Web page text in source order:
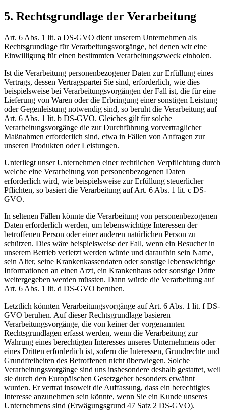
5. Rechtsgrundlage der Verarbeitung
Art. 6 Abs. 1 lit. a DS-GVO dient unserem Unternehmen als
Rechtsgrundlage für Verarbeitungsvorgänge, bei denen wir eine
Einwilligung für einen bestimmten Verarbeitungszweck einholen.
Ist die Verarbeitung personenbezogener Daten zur Erfüllung eines
Vertrags, dessen Vertragspartei Sie sind, erforderlich, wie dies
beispielsweise bei Verarbeitungsvorgängen der Fall ist, die für eine
Lieferung von Waren oder die Erbringung einer sonstigen Leistung
oder Gegenleistung notwendig sind, so beruht die Verarbeitung auf
Art. 6 Abs. 1 lit. b DS-GVO. Gleiches gilt für solche
Verarbeitungsvorgänge die zur Durchführung vorvertraglicher
Maßnahmen erforderlich sind, etwa in Fällen von Anfragen zur
unseren Produkten oder Leistungen.
Unterliegt unser Unternehmen einer rechtlichen Verpflichtung durch
welche eine Verarbeitung von personenbezogenen Daten
erforderlich wird, wie beispielsweise zur Erfüllung steuerlicher
Pflichten, so basiert die Verarbeitung auf Art. 6 Abs. 1 lit. c DS-
GVO.
In seltenen Fällen könnte die Verarbeitung von personenbezogenen
Daten erforderlich werden, um lebenswichtige Interessen der
betroffenen Person oder einer anderen natürlichen Person zu
schützen. Dies wäre beispielsweise der Fall, wenn ein Besucher in
unserem Betrieb verletzt werden würde und daraufhin sein Name,
sein Alter, seine Krankenkassendaten oder sonstige lebenswichtige
Informationen an einen Arzt, ein Krankenhaus oder sonstige Dritte
weitergegeben werden müssten. Dann würde die Verarbeitung auf
Art. 6 Abs. 1 lit. d DS-GVO beruhen.
Letztlich könnten Verarbeitungsvorgänge auf Art. 6 Abs. 1 lit. f DS-
GVO beruhen. Auf dieser Rechtsgrundlage basieren
Verarbeitungsvorgänge, die von keiner der vorgenannten
Rechtsgrundlagen erfasst werden, wenn die Verarbeitung zur
Wahrung eines berechtigten Interesses unseres Unternehmens oder
eines Dritten erforderlich ist, sofern die Interessen, Grundrechte und
Grundfreiheiten des Betroffenen nicht überwiegen. Solche
Verarbeitungsvorgänge sind uns insbesondere deshalb gestattet, weil
sie durch den Europäischen Gesetzgeber besonders erwähnt
wurden. Er vertrat insoweit die Auffassung, dass ein berechtigtes
Interesse anzunehmen sein könnte, wenn Sie ein Kunde unseres
Unternehmens sind (Erwägungsgrund 47 Satz 2 DS-GVO).